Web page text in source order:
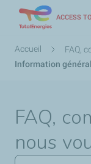
ACCESS
Fil
d'Ariane
Accueil
FAQ,
Information
FAQ,
nous